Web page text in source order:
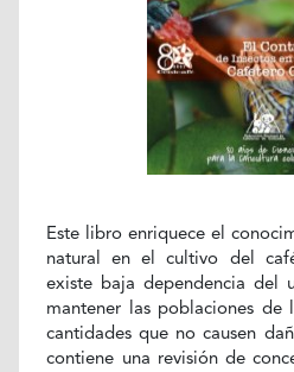
Este libro enriquece el
natural en el cultivo del
existe baja dependencia del
mantener las poblaciones de
cantidades que no causen
contiene una revisión de